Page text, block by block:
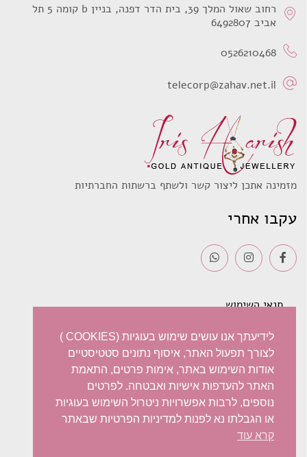
רחוב שאול המלך 39, בית הדר דפנה, בניין b קומה 5 תל
אביב 6492807
0526210468
telecorp@zahav.net.il
מזמינה אתכן ליצור קשר ולשתף ברשתות החברתיות
עקבו אחרי
תנאי השימוש
משלוחים
מדיניות פרטיות
ביטול עסקה – החזרות / החלפות
הצהרת נגישות
לידיעתך אנו עושים שימוש בעוגיות (COOKIES )
לצורך תפעול האתר, איסוף נתונים סטטיסטיים
אודות השימוש באתר, אימות פרטים, התאמת
האתר להעדפות אישיות ואבטחה. לפרטים
נוספים, לרבות אפשרויות ניטרול השימוש בעוגיות
או הגבלתו נא לפנות למדיניות הפרטיות שבאתר
קרא עוד